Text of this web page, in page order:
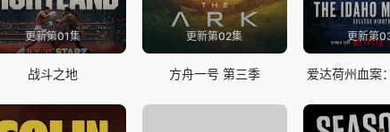
更新第01集
战斗之地
更新第02集
方舟一号 第三季
更新第
爱达荷州血案